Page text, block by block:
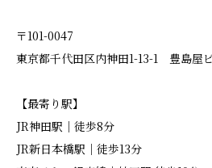
〒101-0047
東京都千代田区内神田1-13-1 豊島屋
【最寄り駅】
JR神田駅｜徒歩8分
JR新日本橋駅｜徒歩13分